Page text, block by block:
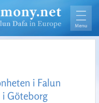
i Falun
Göteborg